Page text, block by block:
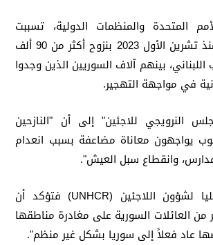
المتحدة والمنظمات الدولية، تسببت
الغارات المعادية منذ تشرين الأول 2023 بنزوح أكثر من 90 ألف
بينهم آلاف السوريين الذين وجدوا
في مواجهة التهجير.
النرويجي للاجئين" إلى أن "النازحين
يواجهون معاناة مضاعفة بسبب انعدام
وانقطاع سبل العيش".
أما المفوضية العليا لشؤون اللاجئين (UNHCR) فتؤكد أن
من العائلات السورية على مغادرة مناطقها
عاد فعلاً إلى سوريا بشكل غير منظم".